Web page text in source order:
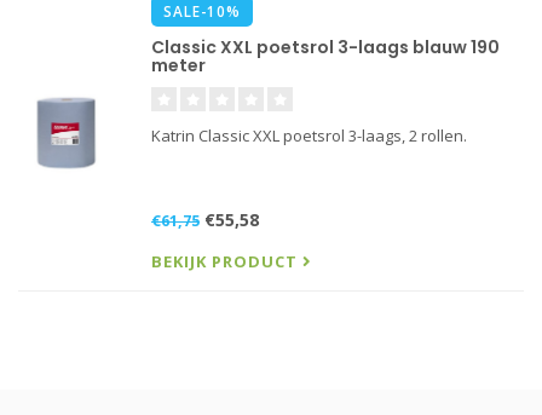
SALE-10%
Classic XXL poetsrol 3-laags blauw 190
meter
Katrin Classic XXL poetsrol 3-laags, 2 rollen.
€61,75 €55,58
BEKIJK PRODUCT